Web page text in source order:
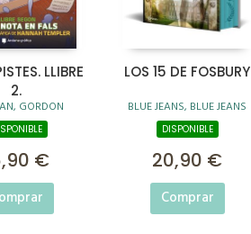
LLIBRE
2.
GORDON
€
LOS 15 DE FOSBURY
BLUE JEANS, BLUE JEANS
DISPONIBLE
20,90 €
Comprar